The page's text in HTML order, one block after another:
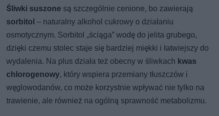
Śliwki suszone są szczególnie cenione, bo zawierają
sorbitol – naturalny alkohol cukrowy o działaniu
osmotycznym. Sorbitol „ściąga” wodę do jelita grubego,
dzięki czemu stolec staje się bardziej miękki i łatwiejszy do
wydalenia. Na plus działa też obecny w śliwkach kwas
chlorogenowy, który wspiera przemiany tłuszczów i
węglowodanów, co może korzystnie wpływać nie tylko na
trawienie, ale również na ogólną sprawność metabolizmu.